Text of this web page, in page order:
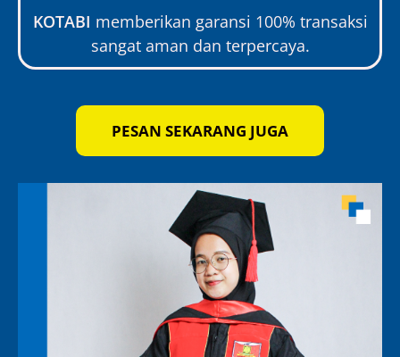
KOTABI memberikan garansi 100% transaksi
sangat aman dan terpercaya.
PESAN SEKARANG JUGA